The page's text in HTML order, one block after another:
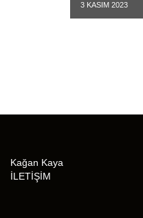
3 KASIM 2023
Kağan Kaya
İLETİŞİM